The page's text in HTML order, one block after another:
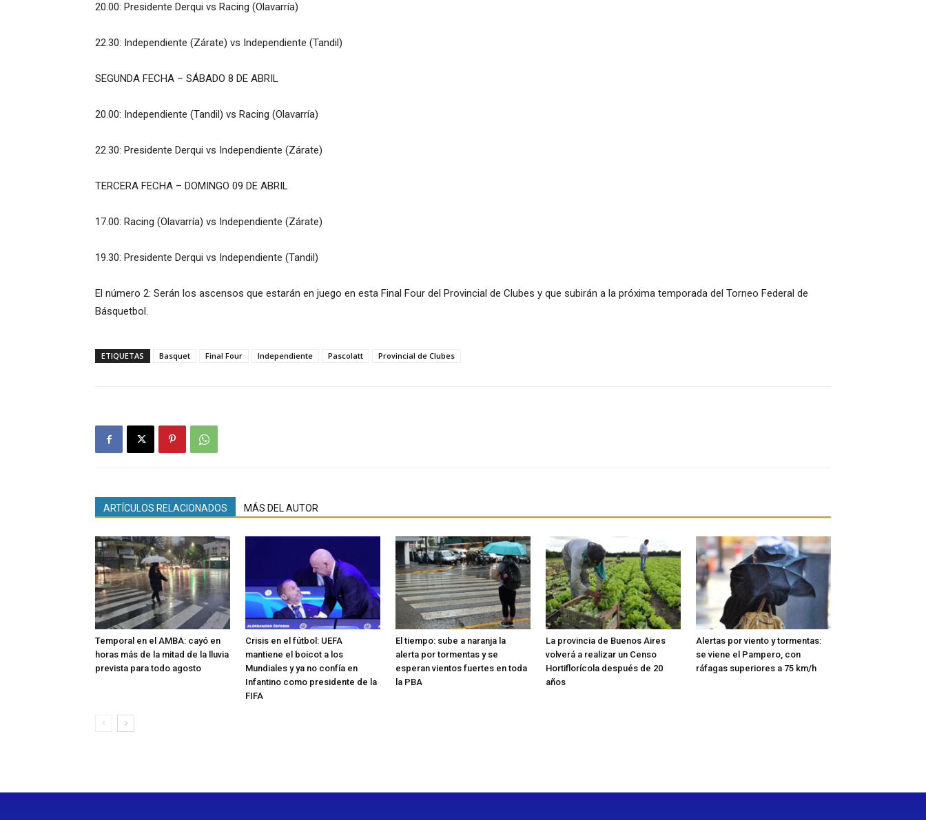
20.00: Presidente Derqui vs Racing (Olavarría)
22.30: Independiente (Zárate) vs Independiente (Tandil)
SEGUNDA FECHA – SÁBADO 8 DE ABRIL
20.00: Independiente (Tandil) vs Racing (Olavarría)
22.30: Presidente Derqui vs Independiente (Zárate)
TERCERA FECHA – DOMINGO 09 DE ABRIL
17.00: Racing (Olavarría) vs Independiente (Zárate)
19.30: Presidente Derqui vs Independiente (Tandil)
El número 2: Serán los ascensos que estarán en juego en esta Final Four del Provincial de Clubes y que subirán a la próxima temporada del Torneo Federal de
Básquetbol.
ETIQUETAS Basquet Final Four Independiente Pascolatt Provincial de Clubes
ARTÍCULOS RELACIONADOS MÁS DEL AUTOR
Temporal en el AMBA: cayó en
horas más de la mitad de la lluvia
prevista para todo agosto
Crisis en el fútbol: UEFA
mantiene el boicot a los
Mundiales y ya no confía en
Infantino como presidente de la
FIFA
El tiempo: sube a naranja la
alerta por tormentas y se
esperan vientos fuertes en toda
la PBA
La provincia de Buenos Aires
volverá a realizar un Censo
Hortiflorícola después de 20
años
Alertas por viento y tormentas:
se viene el Pampero, con
ráfagas superiores a 75 km/h